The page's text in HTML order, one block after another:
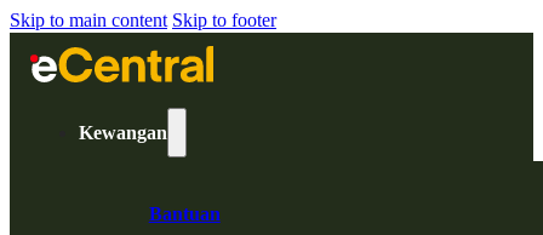
Skip to main content Skip to footer
Kewangan
Bantuan